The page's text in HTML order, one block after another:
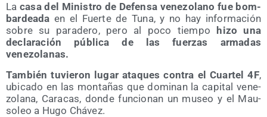
La casa del Minis­tro de Defen­sa vene­zo­lano fue bom­
bar­dea­da en el Fuer­te de Tuna, y no hay infor­ma­ción
sobre su para­de­ro, pero al poco tiem­po
hizo una
decla­ra­ción públi­ca de las fuer­zas arma­das
venezolanas.
Tam­bién tuvie­ron lugar ata­ques con­tra el Cuar­tel 4F,
ubi­ca­do en las mon­ta­ñas que domi­nan la capi­tal vene­
zo­la­na, Cara­cas, don­de fun­cio­nan un museo y el Mau­
so­leo a Hugo Chávez.